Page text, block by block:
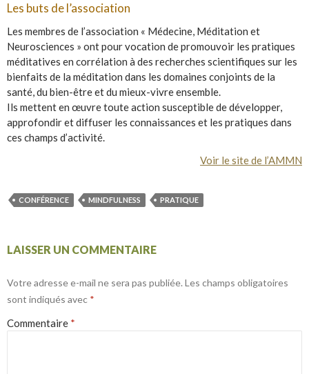
Les buts de l’association
Les membres de l’association « Médecine, Méditation et
Neurosciences » ont pour vocation de promouvoir les pratiques
méditatives en corrélation à des recherches scientifiques sur les
bienfaits de la méditation dans les domaines conjoints de la
santé, du bien-être et du mieux-vivre ensemble.
Ils mettent en œuvre toute action susceptible de développer,
approfondir et diffuser les connaissances et les pratiques dans
ces champs d’activité.
Voir le site de l’AMMN
CONFÉRENCE MINDFULNESS PRATIQUE
LAISSER UN COMMENTAIRE
Votre adresse e-mail ne sera pas publiée. Les champs obligatoires
sont indiqués avec *
Commentaire *